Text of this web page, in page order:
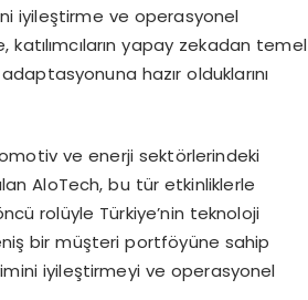
iyileştirme ve operasyonel
yapay zekadan temel
hazır olduklarını
ve enerji sektörlerindeki
AloTech, bu tür etkinliklerle
rolüyle Türkiye’nin teknoloji
bir müşteri portföyüne sahip
iyileştirmeyi ve operasyonel